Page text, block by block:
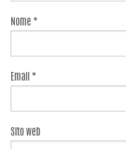
Nome *
Email *
Sito web